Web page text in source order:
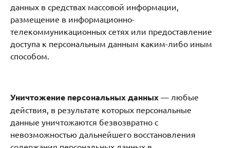
данных в средствах массовой информации,
размещение в информационно-
телекоммуникационных сетях или предоставление
доступа к персональным данным каким-либо иным
способом.
Уничтожение персональных данных — любые
действия, в результате которых персональные
данные уничтожаются безвозвратно с
невозможностью дальнейшего восстановления